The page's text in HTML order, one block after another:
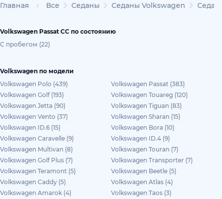
Главная Все Седаны Седаны Volkswagen
Volkswagen Passat CC по состоянию
С пробегом (22)
Volkswagen по модели
Volkswagen Polo (439)
Volkswagen Passat (383)
Volkswagen Golf (193)
Volkswagen Touareg (120)
Volkswagen Jetta (90)
Volkswagen Tiguan (83)
Volkswagen Vento (37)
Volkswagen Sharan (15)
Volkswagen ID.6 (15)
Volkswagen Bora (10)
Volkswagen Caravelle (9)
Volkswagen ID.4 (9)
Volkswagen Multivan (8)
Volkswagen Touran (7)
Volkswagen Golf Plus (7)
Volkswagen Transporter (7)
Volkswagen Teramont (5)
Volkswagen Beetle (5)
Volkswagen Caddy (5)
Volkswagen Atlas (4)
Volkswagen Amarok (4)
Volkswagen Taos (3)